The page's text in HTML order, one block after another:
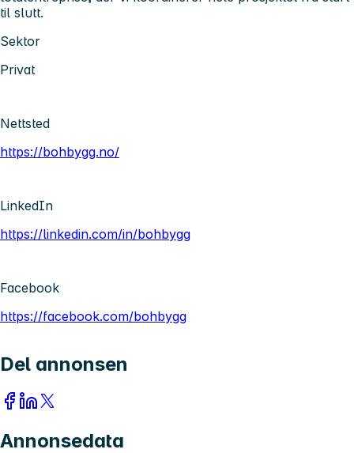
til slutt.
Sektor
Privat
Nettsted
https://bohbygg.no/
LinkedIn
https://linkedin.com/in/bohbygg
Facebook
https://facebook.com/bohbygg
Del annonsen
Annonsedata